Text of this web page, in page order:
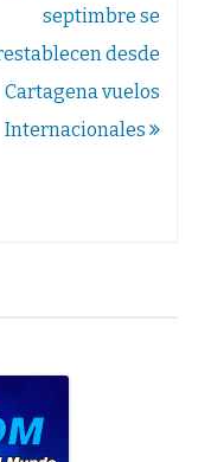
septimbre se
desde
Cartagena vuelos
Internacionales